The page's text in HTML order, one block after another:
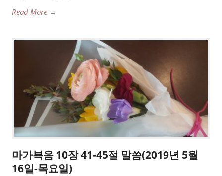
Read More →
마가복음 10장 41-45절 말씀(2019년 5월
16일-목요일)